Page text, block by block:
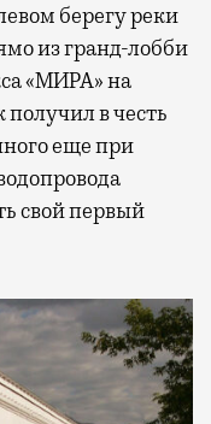
берегу реки
из гранд-лобби
«МИРА» на
в честь
еще при
свой первый